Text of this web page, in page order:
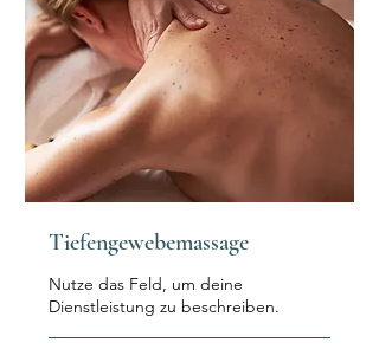
Tiefengewebemassage
Nutze das Feld, um deine
Dienstleistung zu beschreiben.